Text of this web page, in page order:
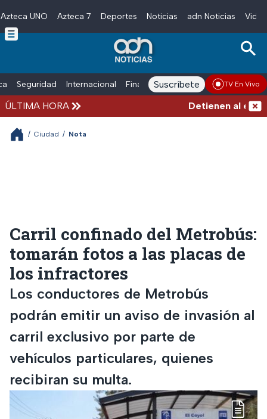
Skip to main content
Azteca UNO Azteca 7 Deportes Noticias adn Noticias
Seguridad Internacional Finanzas adn Noticias Radio
Suscríbete TV En Vivo
ÚLTIMA HORA Detienen al
/ Ciudad / Nota
Carril confinado del Metrobús:
tomarán fotos a las placas de
los infractores
Los conductores de Metrobús
podrán emitir un aviso de invasión al
carril exclusivo por parte de
vehículos particulares, quienes
recibiran su multa.